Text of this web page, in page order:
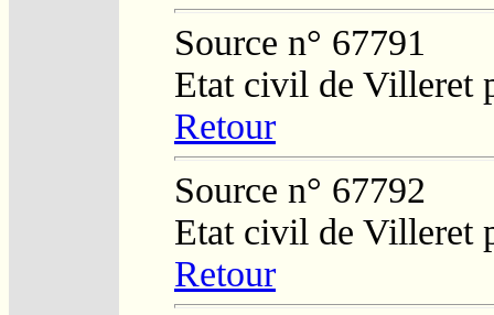
Source n° 67791
Etat civil de Villeret
Retour
Source n° 67792
Etat civil de Villeret
Retour